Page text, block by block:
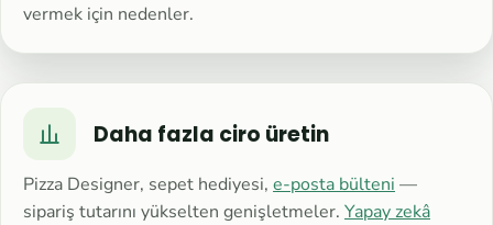
vermek için nedenler.
Daha fazla ciro üretin
Pizza Designer, sepet hediyesi, e-posta bülteni —
sipariş tutarını yükselten genişletmeler. Yapay zekâ